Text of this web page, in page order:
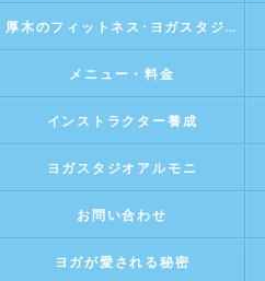
厚木のフィットネス･ヨガスタジオアルモニのお客様の声
メニュー・料金
インストラクター養成
ヨガスタジオアルモニ
お問い合わせ
ヨガが愛される秘密